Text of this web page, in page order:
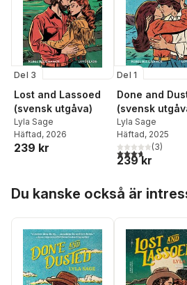
Del 3
Lost and Lassoed
(svensk utgåva)
Lyla Sage
Häftad, 2026
239 kr
Del 1
Done and
(svensk
Lyla Sage
Häftad, 2025
3,7utav 5(3)
239 kr
Du kanske också är